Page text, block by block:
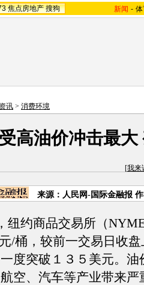
焦点房地产 搜狗 新闻 -
讯 > 消费环境
高油价冲击最大
[我来
来源：人民网-国际金融报
约商品交易所（
/桶，较前一交易日收
度突破１３５美元。油
空、汽车等产业带来严